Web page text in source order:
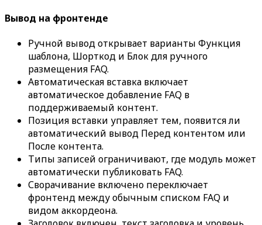
Вывод на фронтенде
Ручной выводоткрывает варианты Функция
шаблона, Шорткод и Блокдля ручного
размещения FAQ.
Автоматическая вставка включает
автоматическое добавление FAQ в
поддерживаемый контент.
Позиция вставки управляет тем, появится ли
автоматический вывод Перед контентом или
После контента.
Типы записей ограничивают, где модуль может
автоматически публиковать FAQ.
Сворачивание включено переключает
фронтенд между обычным списком FAQ и
видом аккордеона.